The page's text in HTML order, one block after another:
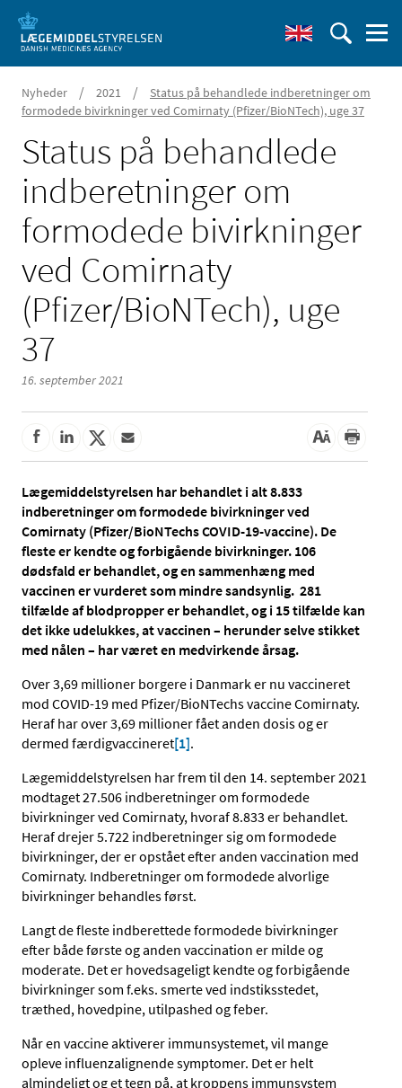
Nyheder / 2021 /
Status på behandlede indberetninger om
formodede bivirkninger ved Comirnaty (Pfizer/BioNTech), uge 37
Status på behandlede
indberetninger om
formodede bivirkninger
ved Comirnaty
(Pfizer/BioNTech), uge
37
16. september 2021
Lægemiddelstyrelsen har behandlet i alt 8.833
indberetninger om formodede bivirkninger ved
Comirnaty (Pfizer/BioNTechs COVID-19-vaccine). De
fleste er kendte og forbigående bivirkninger. 106
dødsfald er behandlet, og en sammenhæng med
vaccinen er vurderet som mindre sandsynlig. 281
tilfælde af blodpropper er behandlet, og i 15 tilfælde kan
det ikke udelukkes, at vaccinen – herunder selve stikket
med nålen – har været en medvirkende årsag.
Over 3,69 millioner borgere i Danmark er nu vaccineret
mod COVID-19 med Pfizer/BioNTechs vaccine Comirnaty.
Heraf har over 3,69 millioner fået anden dosis og er
dermed færdigvaccineret[1].
Lægemiddelstyrelsen har frem til den 14. september 2021
modtaget 27.506 indberetninger om formodede
bivirkninger ved Comirnaty, hvoraf 8.833 er behandlet.
Heraf drejer 5.722 indberetninger sig om formodede
bivirkninger, der er opstået efter anden vaccination med
Comirnaty. Indberetninger om formodede alvorlige
bivirkninger behandles først.
Langt de fleste indberettede formodede bivirkninger
efter både første og anden vaccination er milde og
moderate. Det er hovedsageligt kendte og forbigående
bivirkninger som f.eks. smerte ved indstiksstedet,
træthed, hovedpine, utilpashed og feber.
Når en vaccine aktiverer immunsystemet, vil mange
opleve influenzalignende symptomer. Det er helt
almindeligt og et tegn på, at kroppens immunsystem